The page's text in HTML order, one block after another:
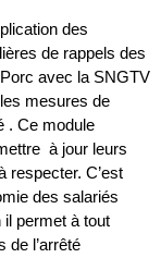
des
de rappels des
avec la SNGTV
mesures de
. Ce module
à jour leurs
respecter. C’est
des salariés
il permet à tout
de l’arrêté